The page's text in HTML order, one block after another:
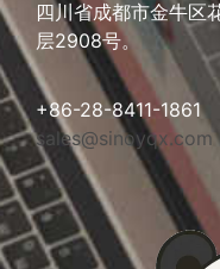
四川省成都市金牛区
层2908号。
+86-28-8411-1861
sales@sinoyqx.com